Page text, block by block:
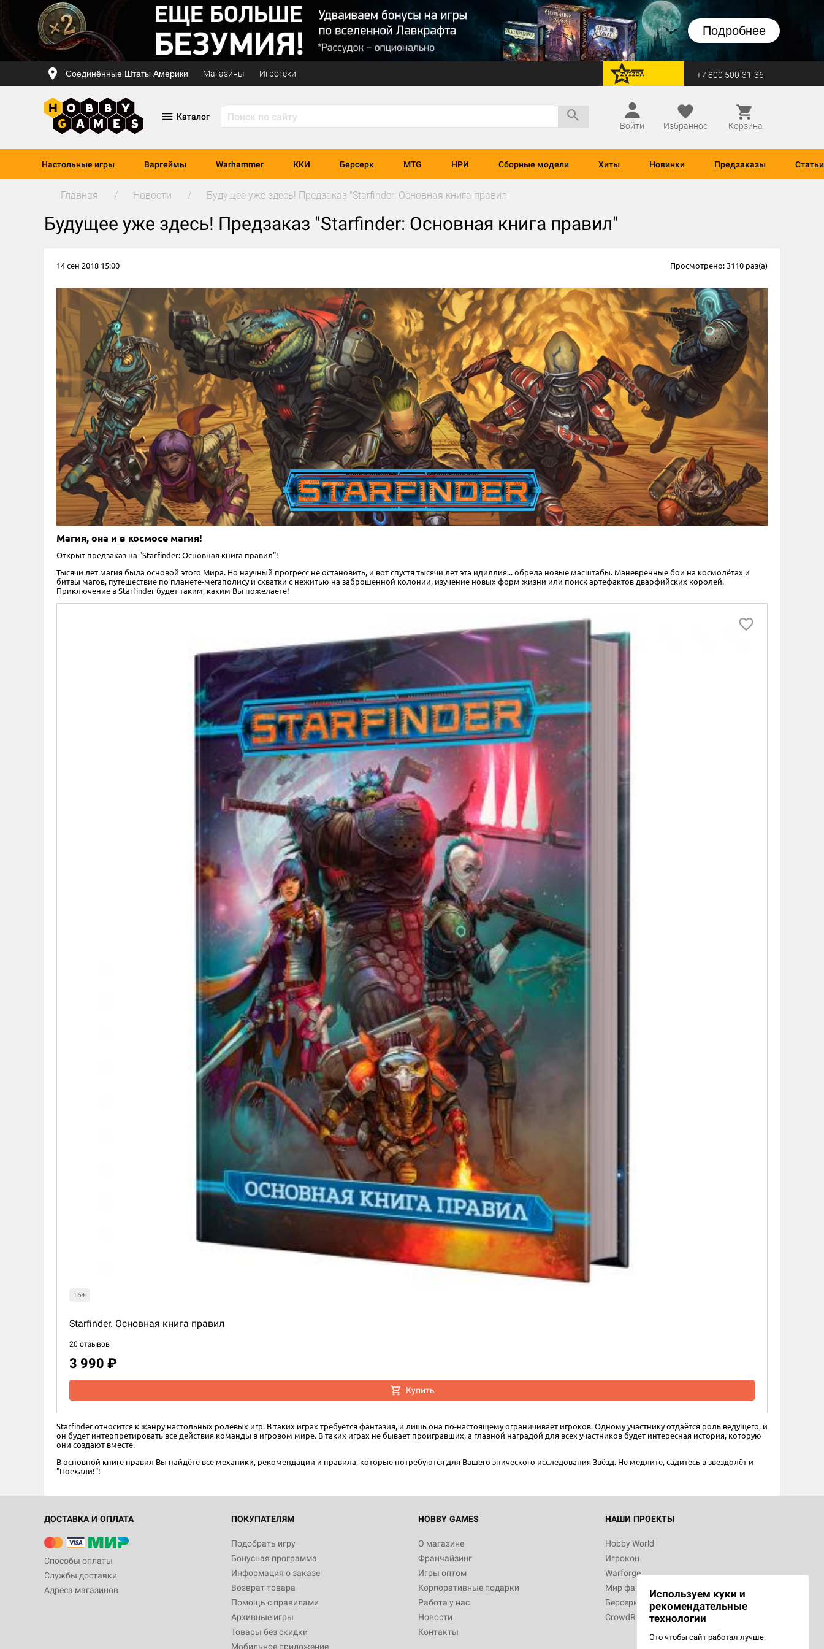
Подробнее
Соединённые Штаты Америки Магазины Игротеки перейти на Zvezda +7 800 500-31-36
Каталог
Войти
Избранное Корзина
Настольные игры Варгеймы Warhammer ККИ Берсерк MTG НРИ Сборные модели Хиты Новинки Предзаказы Статьи
Главная Новости Будущее уже здесь! Предзаказ "Starfinder: Основная книга правил"
Будущее уже здесь! Предзаказ "Starfinder: Основная книга правил"
14 сен 2018 15:00 Просмотрено: 3110 раз(а)
Магия, она и в космосе магия!
Открыт предзаказ на "Starfinder: Основная книга правил"!
Тысячи лет магия была основой этого Мира. Но научный прогресс не остановить, и вот спустя тысячи лет эта идиллия... обрела новые масштабы. Маневренные бои на космолётах и
битвы магов, путешествие по планете-мегаполису и схватки с нежитью на заброшенной колонии, изучение новых форм жизни или поиск артефактов дварфийских королей.
Приключение в Starfinder будет таким, каким Вы пожелаете!
16+
Starfinder. Основная книга правил
20 отзывов
3 990 ₽
Купить
Starfinder относится к жанру настольных ролевых игр. В таких играх требуется фантазия, и лишь она по-настоящему ограничивает игроков. Одному участнику отдаётся роль ведущего, и
он будет интерпретировать все действия команды в игровом мире. В таких играх не бывает проигравших, а главной наградой для всех участников будет интересная история, которую
они создают вместе.
В основной книге правил Вы найдёте все механики, рекомендации и правила, которые потребуются для Вашего эпического исследования Звёзд. Не медлите, садитесь в звездолёт и
"Поехали!"!
ДОСТАВКА И ОПЛАТА
Способы оплаты
Службы доставки
Адреса магазинов
ПОКУПАТЕЛЯМ
Подобрать игру
Бонусная программа
Информация о заказе
Возврат товара
Помощь с правилами
Архивные игры
Товары без скидки
Мобильное приложение
HOBBY GAMES
О магазине
Франчайзинг
Игры оптом
Корпоративные подарки
Работа у нас
Новости
Контакты
НАШИ ПРОЕКТЫ
Hobby World
Игрокон
Warforge
Мир фантастики
Берсерк
CrowdRepublic
Используем куки и
рекомендательные
технологии
Это чтобы сайт работал лучше.